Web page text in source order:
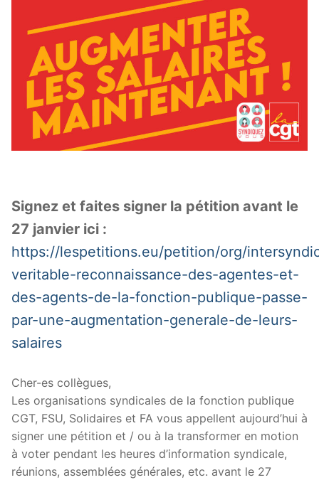
Signez et faites signer la pétition avant le
27 janvier ici :
https://lespetitions.eu/petition/org/
veritable-reconnaissance-des-agentes-et-
des-agents-de-la-fonction-publique-passe-
par-une-augmentation-generale-de-leurs-
salaires
Cher-es collègues,
Les organisations syndicales de la fonction publique
CGT, FSU, Solidaires et FA vous appellent aujourd’hui à
signer une pétition et / ou à la transformer en motion
à voter pendant les heures d’information syndicale,
réunions, assemblées générales, etc. avant le 27